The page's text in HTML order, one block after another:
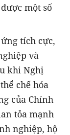
một số
tích cực,
và
khi Nghị
chế hóa
của Chính
tỏa mạnh
nghiệp, hộ